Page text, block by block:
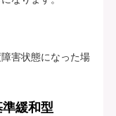
害状態になった場
緩和型